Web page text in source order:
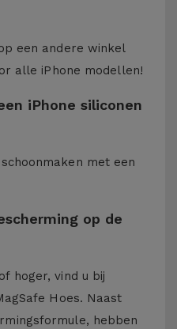
een andere winkel
alle iPhone modellen!
iPhone siliconen
met een
op de
hoger, vind u bij
Hoes. Naast
hebben